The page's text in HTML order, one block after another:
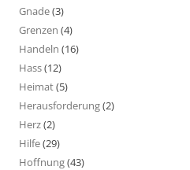
Gnade(3)
Grenzen (4)
Handeln (16)
Hass(12)
Heimat(5)
Herausforderung(2)
Herz(2)
Hilfe(29)
Hoffnung(43)